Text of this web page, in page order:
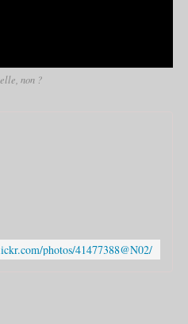
non ?
photos/41477388@N02/